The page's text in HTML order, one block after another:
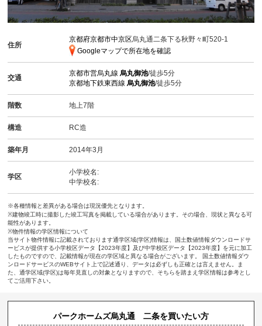
住所
京都府京都市中京区烏丸通二条下る秋野々町520-1
Googleマップで所在地を確認
交通
京都市営烏丸線烏丸御池/徒歩5分
京都地下鉄東西線烏丸御池/徒歩5分
階数 地上7階
構造 RC造
築年月 2014年3月
学区
小学校名:
中学校名:
※各種情報と差異がある場合は現況優先となります。
※建物竣工時に撮影した竣工写真を掲載している場合があります。その場合、現状と異なる可
能性があります。
※物件情報の学区情報について
当サイト物件情報に記載されております通学区域(学区)情報は、国土数値情報ダウンロードサ
ービスが提供する小学校区データ【2023年度】及び中学校区データ【2023年度】を元に加工
したものですので、記載情報が現在の学区域と異なる場合がございます。 国土数値情報ダウ
ンロードサービスのWEBサイト上で記述通り、データは必ずしも正確とは言えません。ま
た、通学区域(学区)は毎年見直しの対象となりますので、そちらを踏まえ学区情報は参考とし
てご活用下さい。
パークホームズ烏丸通 二条を買いたい方